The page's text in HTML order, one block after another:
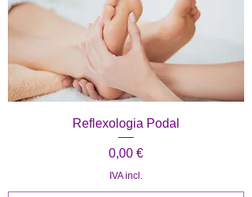
Reflexologia Podal
Preço
0,00 €
IVA incl.